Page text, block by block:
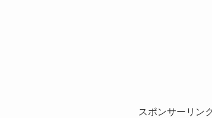
スポンサーリン